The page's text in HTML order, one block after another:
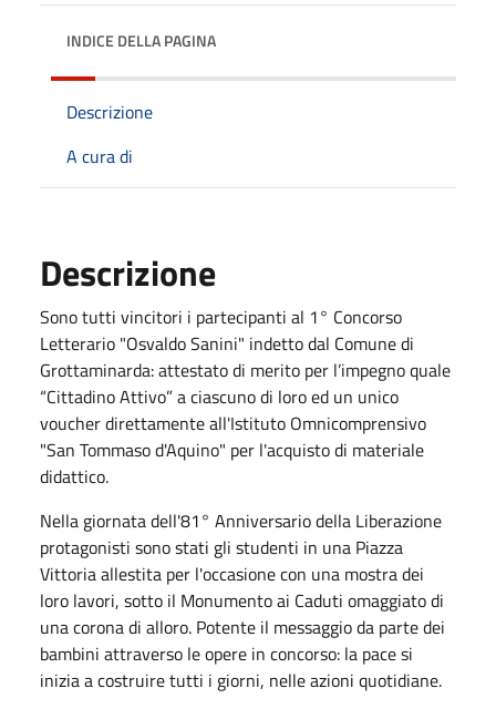
INDICE DELLA PAGINA
Descrizione
A cura di
Descrizione
Sono tutti vincitori i partecipanti al 1° Concorso
Letterario "Osvaldo Sanini" indetto dal Comune di
Grottaminarda: attestato di merito per l’impegno quale
“Cittadino Attivo” a ciascuno di loro ed un unico
voucher direttamente all'Istituto Omnicomprensivo
"San Tommaso d'Aquino" per l'acquisto di materiale
didattico.
Nella giornata dell'81° Anniversario della Liberazione
protagonisti sono stati gli studenti in una Piazza
Vittoria allestita per l'occasione con una mostra dei
loro lavori, sotto il Monumento ai Caduti omaggiato di
una corona di alloro. Potente il messaggio da parte dei
bambini attraverso le opere in concorso: la pace si
inizia a costruire tutti i giorni, nelle azioni quotidiane.